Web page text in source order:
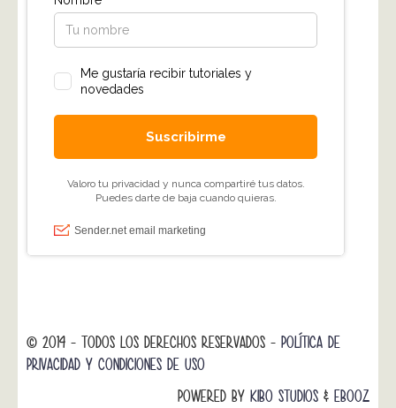
© 2014 - TODOS LOS DERECHOS RESERVADOS - POLÍTICA DE
PRIVACIDAD Y CONDICIONES DE USO
POWERED BY KIBO STUDIOS & EBOOZ